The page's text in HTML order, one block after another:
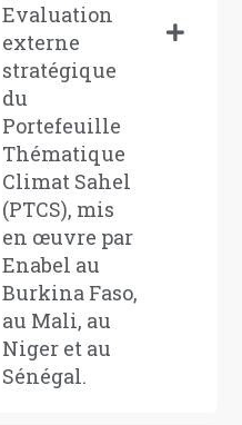
Evaluation
externe
stratégique
du
Portefeuille
Thématique
Climat Sahel
(PTCS), mis
en œuvre par
Enabel au
Burkina Faso,
au Mali, au
Niger et au
Sénégal.